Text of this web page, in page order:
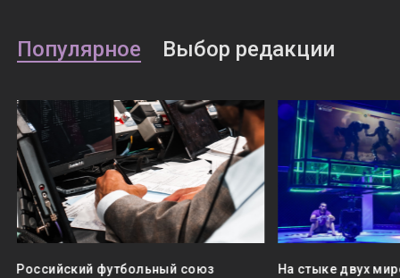
Популярное Выбор редакции
Российский футбольный союз
На стыке двух